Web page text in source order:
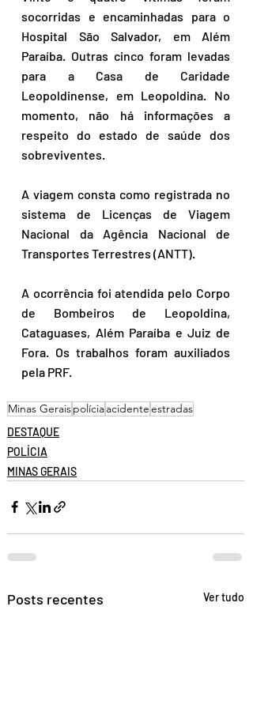
socorridas e encaminhadas para o
Hospital São Salvador, em Além
Paraíba. Outras cinco foram levadas
para a Casa de Caridade
Leopoldinense, em Leopoldina. No
momento, não há informações a
respeito do estado de saúde dos
sobreviventes.
A viagem consta como registrada no
sistema de Licenças de Viagem
Nacional da Agência Nacional de
Transportes Terrestres (ANTT).
A ocorrência foi atendida pelo Corpo
de Bombeiros de Leopoldina,
Cataguases, Além Paraíba e Juiz de
Fora. Os trabalhos foram auxiliados
pela PRF.
Minas Geraispolíciaacidenteestradas
DESTAQUE
POLÍCIA
MINAS GERAIS
Posts recentes Ver tudo